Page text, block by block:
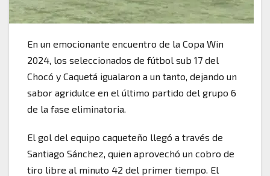
En un emocionante encuentro de la Copa Win
2024, los seleccionados de fútbol sub 17 del
Chocó y Caquetá igualaron a un tanto, dejando un
sabor agridulce en el último partido del grupo 6
de la fase eliminatoria.
El gol del equipo caqueteño llegó a través de
Santiago Sánchez, quien aprovechó un cobro de
tiro libre al minuto 42 del primer tiempo. El